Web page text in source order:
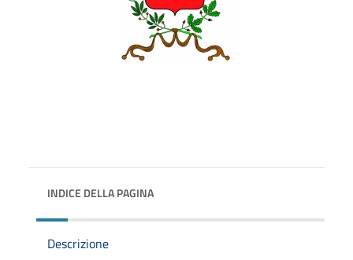
INDICE DELLA PAGINA
Descrizione